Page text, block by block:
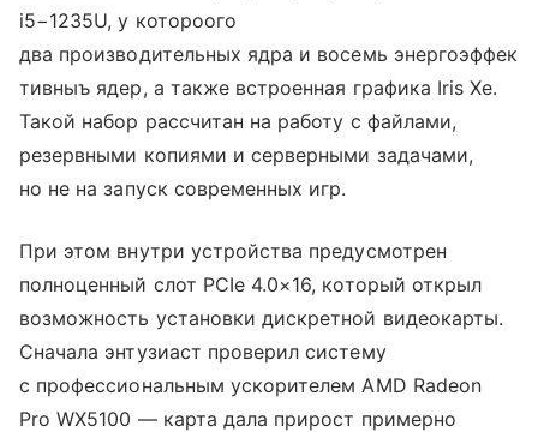
i5−1235U, у котороого
два производительных ядра и восемь энергоэффек
тивныъ ядер, а также встроенная графика Iris Xe.
Такой набор рассчитан на работу с файлами,
резервными копиями и серверными задачами,
но не на запуск современных игр.
При этом внутри устройства предусмотрен
полноценный слот PCIe 4.0×16, который открыл
возможность установки дискретной видеокарты.
Сначала энтузиаст проверил систему
с профессиональным ускорителем AMD Radeon
Pro WX5100 — карта дала прирост примерно